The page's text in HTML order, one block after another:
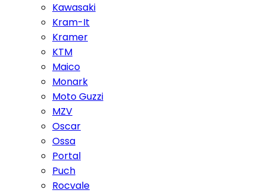
Kawasaki
Kram-It
Kramer
KTM
Maico
Monark
Moto Guzzi
MZV
Oscar
Ossa
Portal
Puch
Rocvale